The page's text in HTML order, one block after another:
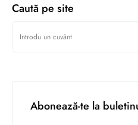
Caută pe site
Abonează-te la